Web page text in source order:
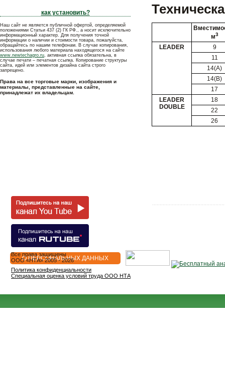
как установить?
Наш сайт не является публичной офертой, определяемой
положениями Статьи 437 (2) ГК РФ., а носит исключительно
информационный характер. Для получения точной
информации о наличии и стоимости товара, пожалуйста,
обращайтесь по нашим телефонам. В случае копирования,
использования любого материала находящегося на сайте
www.newtechagro.ru, активная ссылка обязательна, в
случае печати – печатная ссылка. Копирование структуры
сайта, идей или элементов дизайна сайта строго
запрещено.
Права на все торговые марки, изображения и
материалы, представленные на сайте,
принадлежат их владельцам.
м3
LEADER
9
11
14(А)
14(В)
17
LEADER
DOUBLE
18
22
26
О ПЕРСОНАЛЬНЫХ ДАННЫХ
Все права защищены
OOO «НТА» 2005 - 2026
Политика конфиденциальности
Специальная оценка условий труда ООО НТА